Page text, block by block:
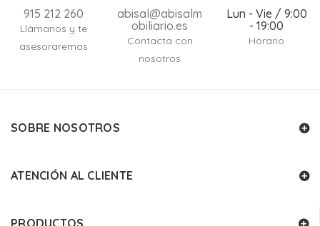
915 212 260
Llámanos y te
asesoraremos
abisal@abisalm
obiliario.es
Contacta con
nosotros
Lun - Vie / 9:00
- 19:00
Horario
SOBRE NOSOTROS
ATENCIÓN AL CLIENTE